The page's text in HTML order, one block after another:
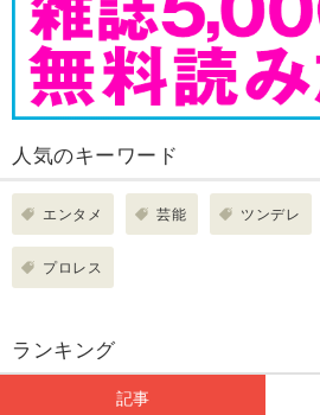
人気のキーワード
エンタメ 芸能 ツンデレ
プロレス
ランキング
記事